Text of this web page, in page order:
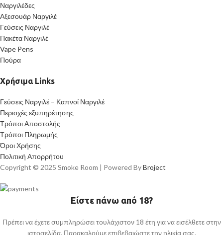
Ναργιλέδες
Αξεσουάρ Ναργιλέ
Γεύσεις Ναργιλέ
Πακέτα Ναργιλέ
Vape Pens
Πούρα
Χρήσιμα Links
Γεύσεις Ναργιλέ – Καπνοί Ναργιλέ
Περιοχές εξυπηρέτησης
Τρόποι Αποστολής
Τρόποι Πληρωμής
Όροι Χρήσης
Πολιτική Απορρήτου
Copyright © 2025 Smoke Room | Powered ByBroject
Είστε πάνω από 18?
Πρέπει να έχετε συμπληρώσει τουλάχιστον 18 έτη για να εισέλθετε στην
ιστοσελίδα. Παρακαλούμε επιβεβαιώστε την ηλικία σας.